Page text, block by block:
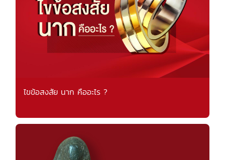
ไขข้อสงสัย นาก คืออะไร ?